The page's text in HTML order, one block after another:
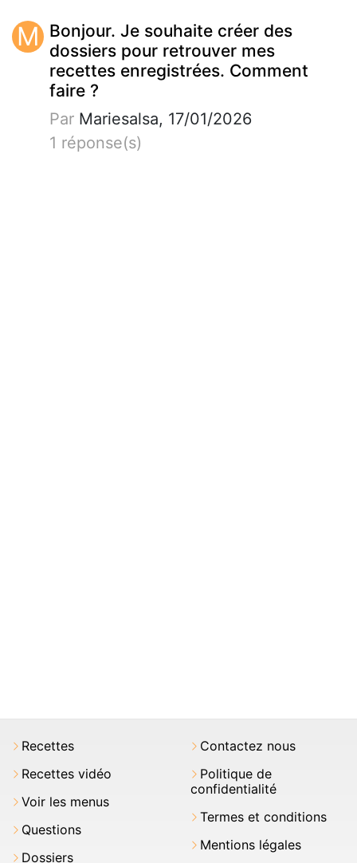
M Bonjour. Je souhaite créer des
dossiers pour retrouver mes
recettes enregistrées. Comment
faire ?
Par Mariesalsa, 17/01/2026
1 réponse(s)
Recettes
Recettes vidéo
Voir les menus
Questions
Dossiers
Contactez nous
Politique de
confidentialité
Termes et conditions
Mentions légales